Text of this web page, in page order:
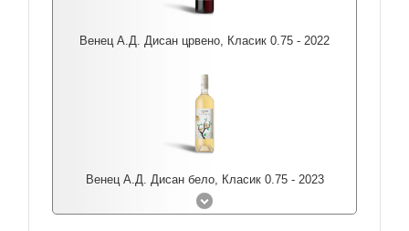
Венец А.Д. Дисан црвено, Класик 0.75 - 2022
Венец А.Д. Дисан бело, Класик 0.75 - 2023